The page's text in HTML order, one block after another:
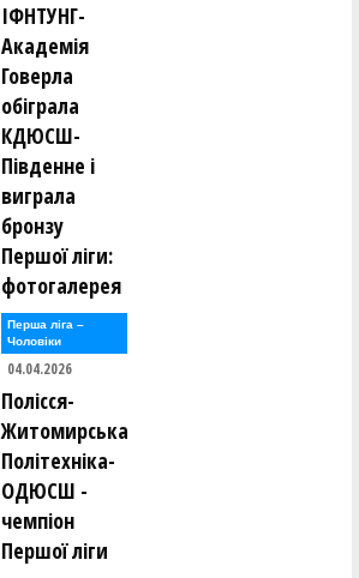
ІФНТУНГ-
Академія
Говерла
обіграла
КДЮСШ-
Південне і
виграла
бронзу
Першої ліги:
фотогалерея
Перша лiга –
Чоловiки
04.04.2026
Полісся-
Житомирська
Політехніка-
ОДЮСШ -
чемпіон
Першої ліги